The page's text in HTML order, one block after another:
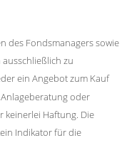
des Fondsmanagers sowie
zu
ein Angebot zum Kauf
oder
keinerlei Haftung. Die
Indikator für die